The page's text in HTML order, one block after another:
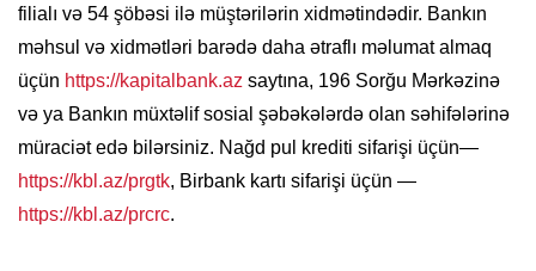
filialı və 54 şöbəsi ilə müştərilərin xidmətindədir. Bankın
məhsul və xidmətləri barədə daha ətraflı məlumat almaq
üçün https://kapitalbank.az saytına, 196 Sorğu Mərkəzinə
və ya Bankın müxtəlif sosial şəbəkələrdə olan səhifələrinə
müraciət edə bilərsiniz. Nağd pul krediti sifarişi üçün—
https://kbl.az/prgtk, Birbank kartı sifarişi üçün —
https://kbl.az/prcrc.